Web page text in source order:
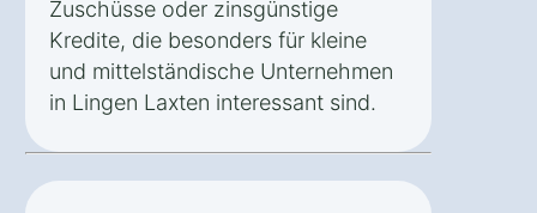
Zuschüsse oder zinsgünstige
Kredite, die besonders für kleine
und mittelständische Unternehmen
in Lingen Laxten interessant sind.